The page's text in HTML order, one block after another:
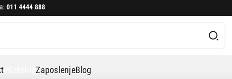
011 4444 888
eKatalogZaposlenjeBlog